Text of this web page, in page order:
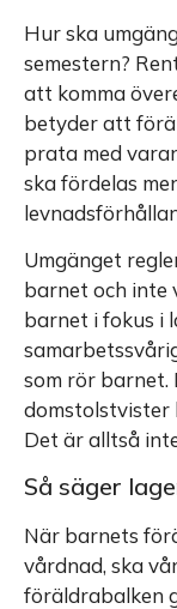
Hur ska
semestern?
att komma
betyder att
prata med
ska fördelas
Umgänget
barnet och inte
barnet i fokus i
som rör barnet.
domstolstvister
Det är alltså
Så säger
När barnets
vårdnad, ska
föräldrabalken